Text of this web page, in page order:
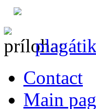
Contact
Main